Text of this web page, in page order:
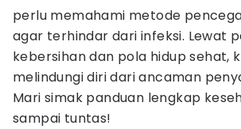
perlu memahami metode
agar terhindar dari infeksi. Lewat
kebersihan dan pola hidup sehat,
melindungi diri dari ancaman
Mari simak panduan lengkap
sampai tuntas!